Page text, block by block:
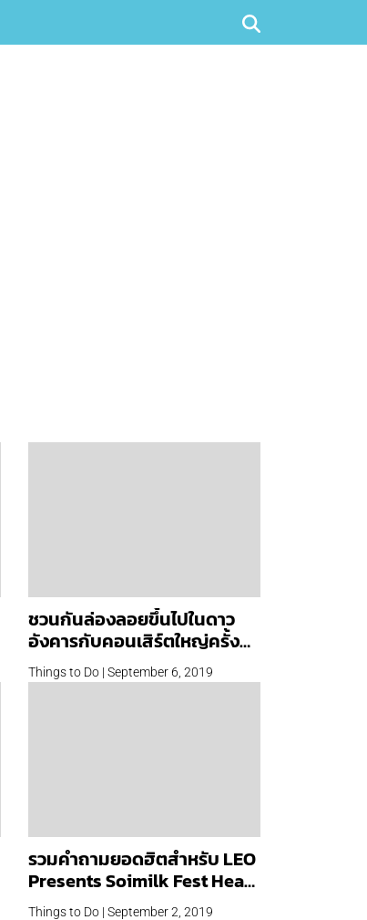
ชวนกันล่องลอยขึ้นไปในดาว
อังคารกับคอนเสิร์ตใหญ่ครั้ง
แรกของ The TOYS
Things to Do | September 6, 2019
รวมคำถามยอดฮิตสำหรับ LEO
Presents Soimilk Fest Head
To Toe x BEC-Tero Music
Things to Do | September 2, 2019